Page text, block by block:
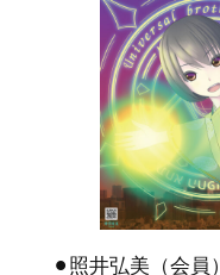
⚫︎照井弘美（会員）